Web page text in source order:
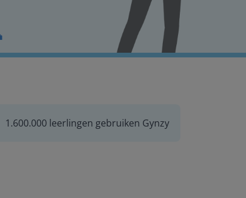
1.600.000 leerlingen gebruiken Gynzy